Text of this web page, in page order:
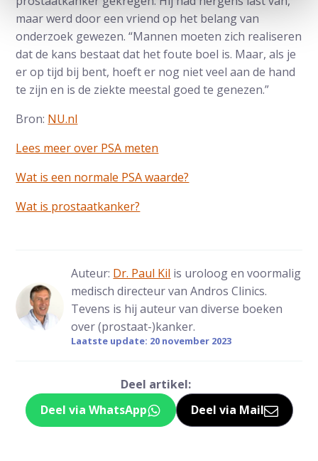
maar werd door een vriend op het belang van
onderzoek gewezen. “Mannen moeten zich realiseren
dat de kans bestaat dat het foute boel is. Maar, als je
er op tijd bij bent, hoeft er nog niet veel aan de hand
te zijn en is de ziekte meestal goed te genezen.”
Bron: NU.nl
Lees meer over PSA meten
Wat is een normale PSA waarde?
Wat is prostaatkanker?
Auteur: Dr. Paul Kil is uroloog en voormalig
medisch directeur van Andros Clinics.
Tevens is hij auteur van diverse boeken
over (prostaat-)kanker.
Laatste update: 20 november 2023
Deel artikel:
Deel via WhatsApp
Deel dit via Whatsapp
Deel via Mail
Delen via de